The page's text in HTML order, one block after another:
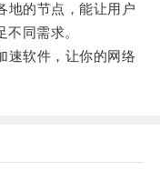
的节点，能让用户
同需求。
软件，让你的网络